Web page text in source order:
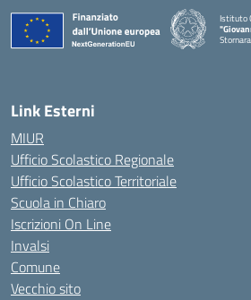
Istituto
Link Esterni
MIUR
Ufficio Scolastico Regionale
Ufficio Scolastico Territoriale
Scuola in Chiaro
Iscrizioni On Line
Invalsi
Comune
Vecchio sito